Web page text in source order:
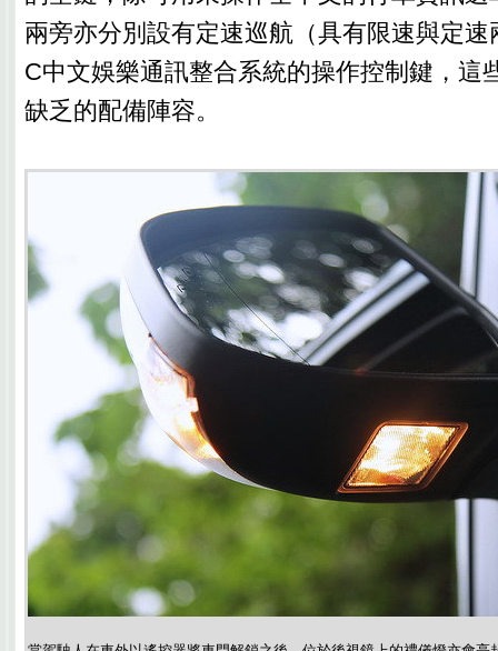
兩旁亦分別設有定速巡航（具有限速與定
C中文娛樂通訊整合系統的操作控制鍵，這
缺乏的配備陣容。